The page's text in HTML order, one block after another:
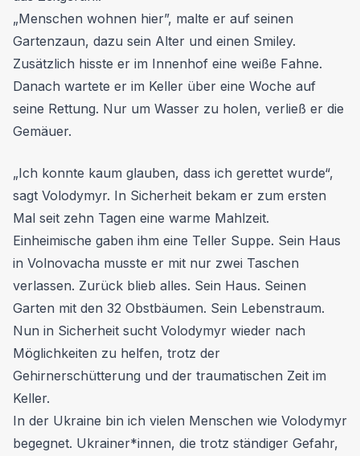
„Menschen wohnen hier”, malte er auf seinen
Gartenzaun, dazu sein Alter und einen Smiley.
Zusätzlich hisste er im Innenhof eine weiße Fahne.
Danach wartete er im Keller über eine Woche auf
seine Rettung. Nur um Wasser zu holen, verließ er die
Gemäuer.
„Ich konnte kaum glauben, dass ich gerettet wurde“,
sagt Volodymyr. In Sicherheit bekam er zum ersten
Mal seit zehn Tagen eine warme Mahlzeit.
Einheimische gaben ihm eine Teller Suppe. Sein Haus
in Volnovacha musste er mit nur zwei Taschen
verlassen. Zurück blieb alles. Sein Haus. Seinen
Garten mit den 32 Obstbäumen. Sein Lebenstraum.
Nun in Sicherheit sucht Volodymyr wieder nach
Möglichkeiten zu helfen, trotz der
Gehirnerschütterung und der traumatischen Zeit im
Keller.
In der Ukraine bin ich vielen Menschen wie Volodymyr
begegnet. Ukrainer*innen, die trotz ständiger Gefahr,